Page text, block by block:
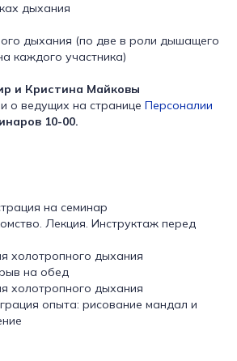
дыхания
дыхания (по две в роли дышащего
каждого участника)
и Кристина Майковы
о ведущих на странице Персоналии
10-00.
на семинар
Лекция. Инструктаж перед
холотропного дыхания
на обед
холотропного дыхания
опыта: рисование мандал и